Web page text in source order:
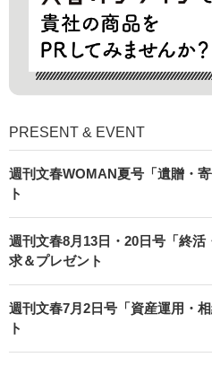
PRESENT & EVENT
週刊文春WOMAN夏号「遺贈・
ト
週刊文春8月13日・20日号「終
求＆プレゼント
週刊文春7月2日号「資産運用・
ト